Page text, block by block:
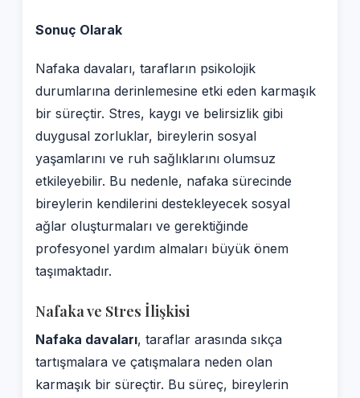
Sonuç Olarak
Nafaka davaları, tarafların psikolojik
durumlarına derinlemesine etki eden karmaşık
bir süreçtir. Stres, kaygı ve belirsizlik gibi
duygusal zorluklar, bireylerin sosyal
yaşamlarını ve ruh sağlıklarını olumsuz
etkileyebilir. Bu nedenle, nafaka sürecinde
bireylerin kendilerini destekleyecek sosyal
ağlar oluşturmaları ve gerektiğinde
profesyonel yardım almaları büyük önem
taşımaktadır.
Nafaka ve Stres İlişkisi
Nafaka davaları, taraflar arasında sıkça
tartışmalara ve çatışmalara neden olan
karmaşık bir süreçtir. Bu süreç, bireylerin